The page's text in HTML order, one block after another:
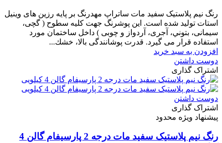
رنگ نیم پلاستیک سفید مات ساتراپ مهدرنگ بر پایه رزین های وینیل
استات تولید شده است. این پوشرنگ جهت کلیه سطوح ( گچی،
سیمانی، بتوني، آجری، آردواز و چوبی ) داخل ساختمان مورد
استفاده قرار می گیرد. قدرت پوشانندگی بالا، خشك...
افزودن به سبد خرید
دوست داشتن
اشتراک گذاری
دوست داشتن
اشتراک گذاری
پیشنهاد ویژه محدود
رنگ نیم پلاستیک سفید مات درجه 2 پارسیفام گالن 4